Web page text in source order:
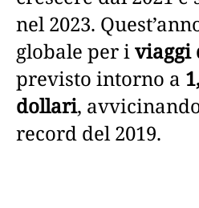
nel 2023.
globale per iviaggi
previsto intorno a
dollari,
record del 2019.